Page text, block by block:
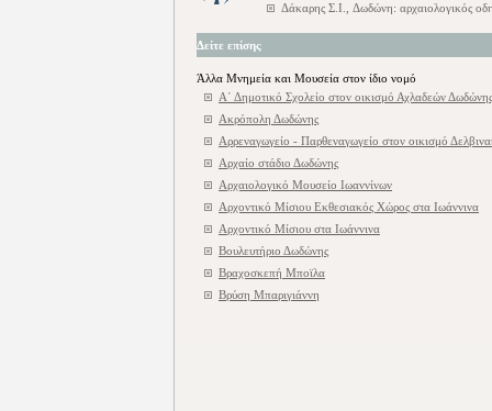
Δάκαρης Σ.Ι., Δωδώνη: αρχαιολογικός
Δείτε επίσης
Άλλα Μνημεία και Μουσεία στον ίδιο νομό
Α΄ Δημοτικό Σχολείο στον οικισμό Αχλαδεών Δωδώνης
Ακρόπολη Δωδώνης
Αρρεναγωγείο - Παρθεναγωγείο στον οικισμό
Αρχαίο στάδιο Δωδώνης
Αρχαιολογικό Μουσείο Ιωαννίνων
Αρχοντικό Μίσιου Εκθεσιακός Χώρος στα Ιωάννινα
Αρχοντικό Μίσιου στα Ιωάννινα
Βουλευτήριο Δωδώνης
Βραχοσκεπή Μποϊλα
Βρύση Μπαριγιάννη